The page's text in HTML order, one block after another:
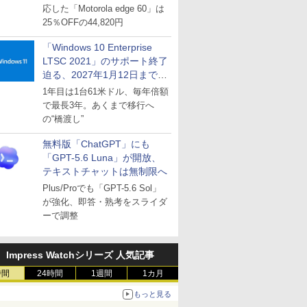
応した「Motorola edge 60」は
25％OFFの44,820円
「Windows 10 Enterprise
LTSC 2021」のサポート終了
迫る、2027年1月12日まで
～ESUは9月1日から販売
1年目は1台61米ドル、毎年倍額
で最長3年。あくまで移行へ
の“橋渡し”
無料版「ChatGPT」にも
「GPT-5.6 Luna」が開放、
テキストチャットは無制限へ
Plus/Proでも「GPT-5.6 Sol」
が強化、即答・熟考をスライダ
ーで調整
Impress Watchシリーズ 人気記事
24時間 1週間 1カ月
もっと見る